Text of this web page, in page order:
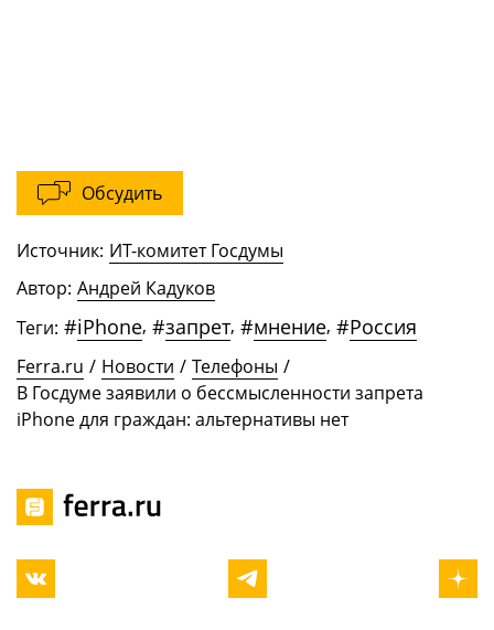
Обсудить
Источник: ИТ-комитет Госдумы
Автор: Андрей Кадуков
Теги: #iPhone, #запрет, #мнение, #Россия
Ferra.ru / Новости / Телефоны /
В Госдуме заявили о бессмысленности запрета
iPhone для граждан: альтернативы нет